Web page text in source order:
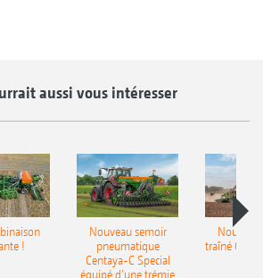
aussi vous intéresser
!
Nouveau semoir
pneumatique
Centaya-C Special
traîné